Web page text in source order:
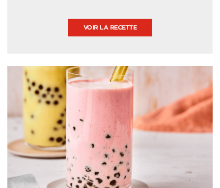
VOIR LA RECETTE